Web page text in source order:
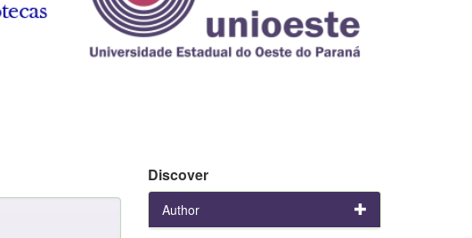
Discover
Author